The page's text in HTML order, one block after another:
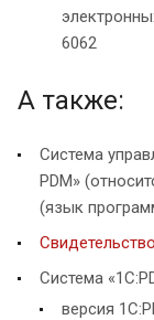
6062
А также:
Сиcтема
PDM»
(язык
Система
версия